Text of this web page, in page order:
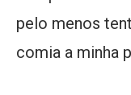
pelo menos
comia a minha